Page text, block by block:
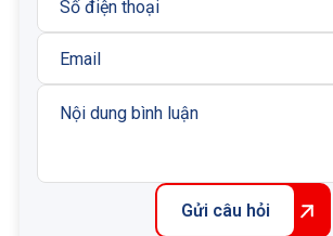
Xả áp hoàn toàn trước khi tháo lọc
toàn.
Sử dụng đúng mã lõi tương
đạt hiệu quả tối ưu.
Gửi câu hỏi